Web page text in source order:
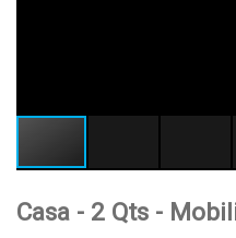
Casa - 2 Qts -